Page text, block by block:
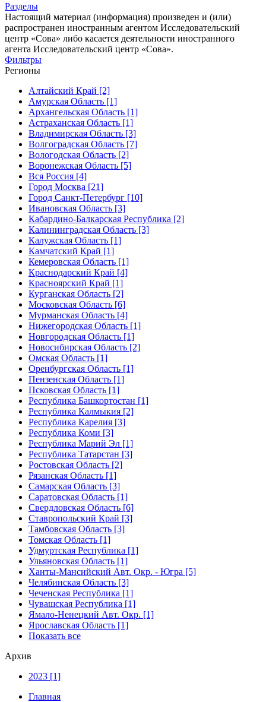
Разделы
Настоящий материал (информация) произведен и (или)
распространен иностранным агентом Исследовательский
центр «Сова» либо касается деятельности иностранного
агента Исследовательский центр «Сова».
Фильтры
Регионы
Алтайский Край [2]
Амурская Область [1]
Архангельская Область [1]
Астраханская Область [1]
Владимирская Область [3]
Волгоградская Область [7]
Вологодская Область [2]
Воронежская Область [5]
Вся Россия [4]
Город Москва [21]
Город Санкт-Петербург [10]
Ивановская Область [3]
Кабардино-Балкарская Республика [2]
Калининградская Область [3]
Калужская Область [1]
Камчатский Край [1]
Кемеровская Область [1]
Краснодарский Край [4]
Красноярский Край [1]
Курганская Область [2]
Московская Область [6]
Мурманская Область [4]
Нижегородская Область [1]
Новгородская Область [1]
Новосибирская Область [2]
Омская Область [1]
Оренбургская Область [1]
Пензенская Область [1]
Псковская Область [1]
Республика Башкортостан [1]
Республика Калмыкия [2]
Республика Карелия [3]
Республика Коми [3]
Республика Марий Эл [1]
Республика Татарстан [3]
Ростовская Область [2]
Рязанская Область [1]
Самарская Область [3]
Саратовская Область [1]
Свердловская Область [6]
Ставропольский Край [3]
Тамбовская Область [3]
Томская Область [1]
Удмуртская Республика [1]
Ульяновская Область [1]
Ханты-Мансийский Авт. Окр. - Югра [5]
Челябинская Область [3]
Чеченская Республика [1]
Чувашская Республика [1]
Ямало-Ненецкий Авт. Окр. [1]
Ярославская Область [1]
Показать все
Архив
2023 [1]
Главная